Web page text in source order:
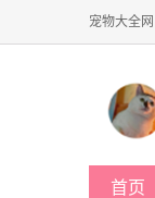
宠物大全网
首页